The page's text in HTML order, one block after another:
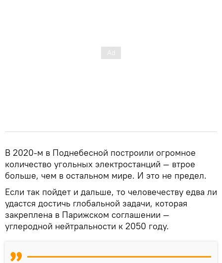
В 2020-м в Поднебесной построили огромное
количество угольных электростанций — втрое
больше, чем в остальном мире. И это не предел.
Если так пойдет и дальше, то человечеству едва ли
удастся достичь глобальной задачи, которая
закреплена в Парижском соглашении —
углеродной нейтральности к 2050 году.